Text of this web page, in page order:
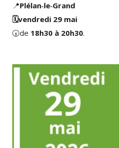
📍Plélan‑le‑Grand
🗓️vendredi 29 mai
🕡️ de 18h30 à 20h30.